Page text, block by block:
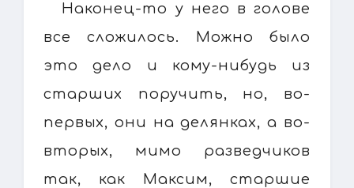
Наконец-то у него в голове
все сложилось. Можно было
это дело и кому-нибудь из
старших поручить, но, во-
первых, они на делянках, а во-
вторых, мимо разведчиков
так, как Максим, старшие